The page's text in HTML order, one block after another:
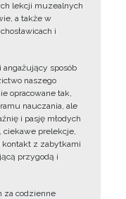
lekcji muzealnych
a także w
i
angażujący sposób
naszego
opracowane tak,
nauczania, ale
i pasję młodych
ciekawe prelekcje,
kontakt z zabytkami
przygodą i
za codzienne